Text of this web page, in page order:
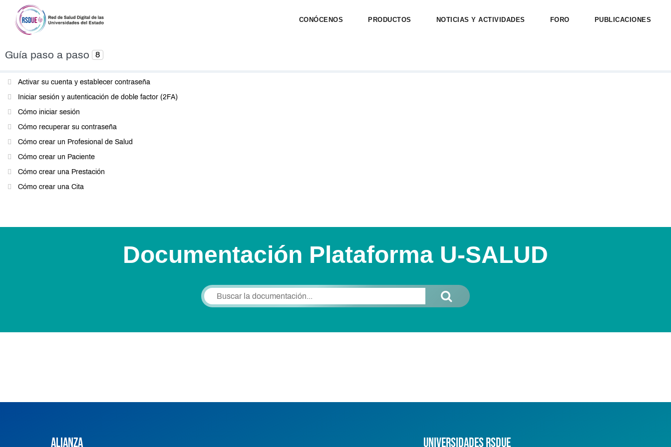
CONÓCENOS PRODUCTOS NOTICIAS Y ACTIVIDADES FORO PUBLICACIONES
Guía paso a paso 8
Activar su cuenta y establecer contraseña
Iniciar sesión y autenticación de doble factor (2FA)
Cómo iniciar sesión
Cómo recuperar su contraseña
Cómo crear un Profesional de Salud
Cómo crear un Paciente
Cómo crear una Prestación
Cómo crear una Cita
Documentación Plataforma U-SALUD
Alianza Universidades RSDUE